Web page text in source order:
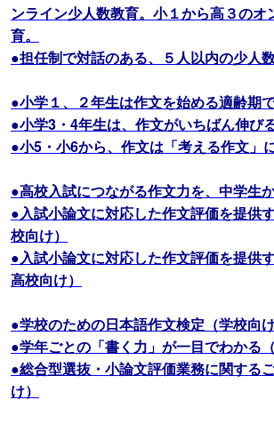
ンライン少人数教育。小１から高３のオ
育。
●担任制で対話のある、５人以内の少人
●小学１、２年生は作文を始める適齢期
●小学3・4年生は、作文がいちばん伸び
●小5・小6から、作文は「考える作文」
●高校入試につながる作文力を、中学生
●入試小論文に対応した作文評価を提供
校向け）
●入試小論文に対応した作文評価を提供
高校向け）
●学校のための日本語作文検定（学校向け
●学年ごとの「書く力」が一目でわかる
●総合型選抜・小論文評価業務に関する
け）